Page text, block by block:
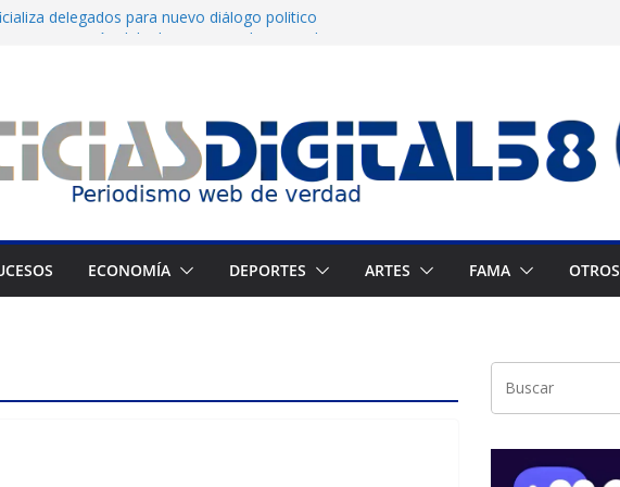
delegados para nuevo diálogo político
un cronograma electoral a la mesa de
a celebrar elecciones legítimas en
ECONOMÍA DEPORTES ARTES FAMA OTROS